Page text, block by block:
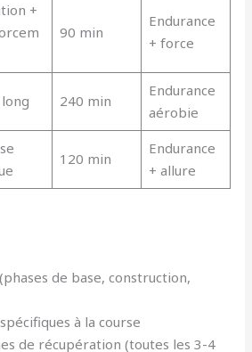
+
90 min
Endurance
+ force
240 min
Endurance
aérobie
120 min
Endurance
+ allure
de base, construction,
à la course
de récupération (toutes les 3-4